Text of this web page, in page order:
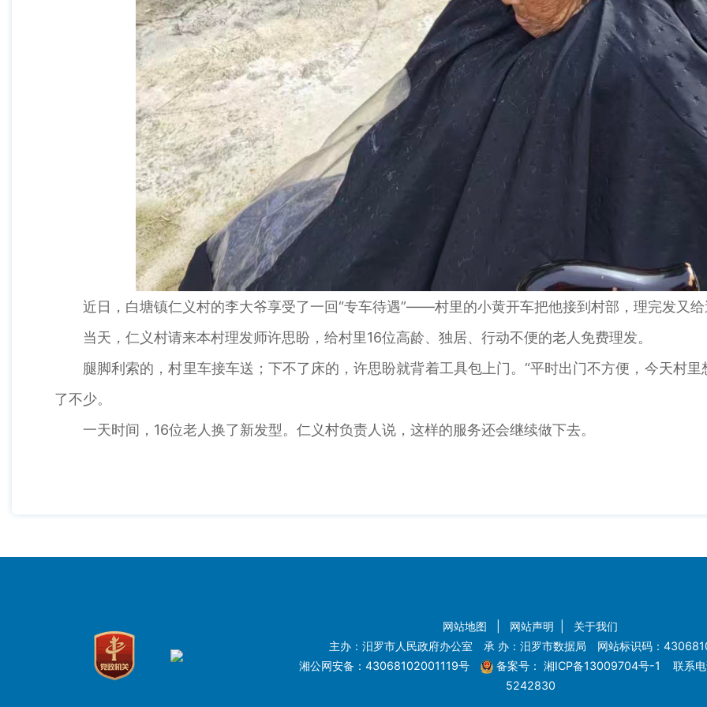
近日，白塘镇仁义村的李大爷享受了一回“专车待遇”——村里的小黄开车把他接到村部，理完发又给
当天，仁义村请来本村理发师许思盼，给村里16位高龄、独居、行动不便的老人免费理发。
腿脚利索的，村里车接车送；下不了床的，许思盼就背着工具包上门。“平时出门不方便，今天村里
了不少。
一天时间，16位老人换了新发型。仁义村负责人说，这样的服务还会继续做下去。
网站地图 网站声明
关于我们
主办：汨罗市人民政府办公室 承 办：汨罗市数据局 网站标识码：
湘公网安备：43068102001119号
备案号： 湘ICP备13009704号-1
联系
5242830